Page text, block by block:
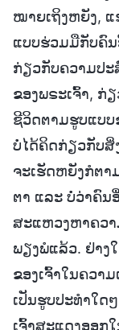
ໝາຍເຖິງຫຍັງ, ແ
ແບບຮ່ວມມືກັບຄົ
ກ່ຽວກັບຄວາມປະ
ຂອງພຣະເຈົ້າ, ກ່
ຊີວິດຕາມຮູບແບບ
ບໍ່ໄດ້ຄິດກ່ຽວກັບສິ່
ຈະເຮັດຫຍັງກໍຕາ
ຕາ ແລະ ບໍ່ວ່າຄົນ
ສະແຫວງຫາຄວ
ພຽງພໍແລ້ວ. ຢ່າງ
ຂອງເຈົ້າໃນຄວາ
ເປັນຮູບປະທໍາໃ
ເຈົ້າສະແດງອອກ